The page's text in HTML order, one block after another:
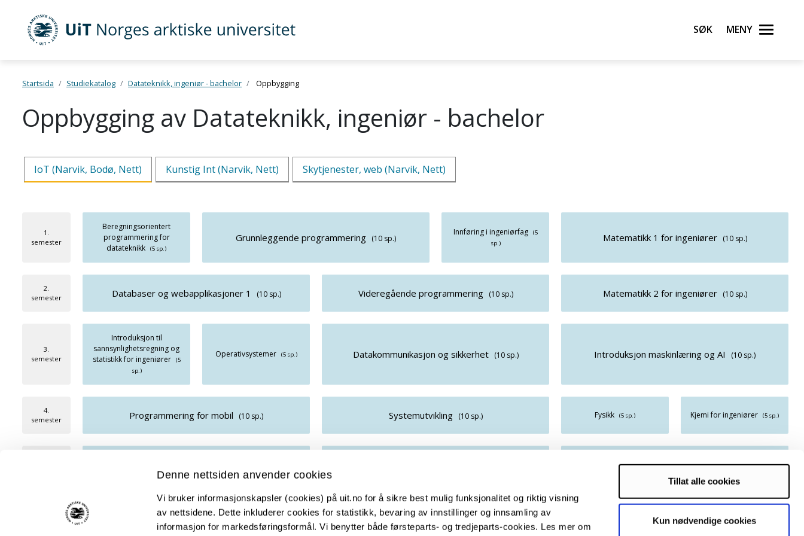
Denne nettsiden anvender cookies
Vi bruker informasjonskapsler (cookies) på uit.no for å sikre best mulig funksjonalitet og riktig visning
av nettsidene. Dette inkluderer cookies for statistikk, bevaring av innstillinger og innsamling av
informasjon for markedsføringsformål. Vi benytter både førsteparts- og tredjeparts-cookies. Les mer om
Tillat alle cookies
Kun nødvendige cookies
Gå til hovedinnhold
UiT Norges arktiske universitet Søk Meny
Startsida Studiekatalog Datateknikk, ingeniør - bachelor Oppbygging
Oppbygging av Datateknikk, ingeniør - bachelor
IoT (Narvik, Bodø, Nett) Kunstig Int (Narvik, Nett) Skytjenester, web (Narvik, Nett)
1.
semester
2.
semester
3.
semester
4.
semester
Beregningsorientert
programmering for
datateknikk
(5 sp.)
Grunnleggende programmering (10 sp.)
Innføring i ingeniørfag
(5
sp.)
Matematikk 1 for ingeniører (10 sp.)
Databaser og webapplikasjoner 1 (10 sp.) Videregående programmering (10 sp.) Matematikk 2 for ingeniører (10 sp.)
Introduksjon til
sannsynlighetsregning og
statistikk for ingeniører
(5
sp.)
Operativsystemer (5 sp.) Datakommunikasjon og sikkerhet (10 sp.) Introduksjon maskinlæring og AI (10 sp.)
Programmering for mobil (10 sp.) Systemutvikling (10 sp.) Fysikk (5 sp.) Kjemi for ingeniører (5 sp.)
Store datasystemer: Sikkerhet og analyse (10 sp.) Valgfrie emner
Bacheloroppgave i datateknikk (20 sp.) Forretningsledelse